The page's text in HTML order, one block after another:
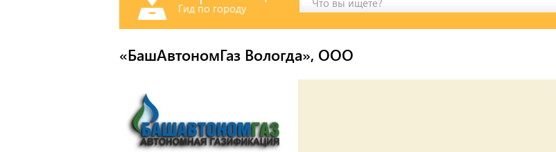
Гид по городу Что вы ищете?
«БашАвтономГаз Вологда», ООО